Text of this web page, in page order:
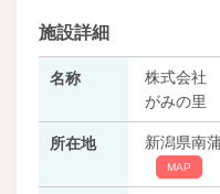
施設詳細
名称
株式会社
がみの里
所在地 新潟県南
MAP